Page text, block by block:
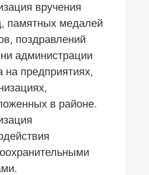
вручения
памятных медалей
поздравлений
администрации
на предприятиях,
в районе.